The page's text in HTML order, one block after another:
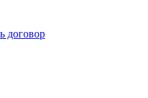
договор